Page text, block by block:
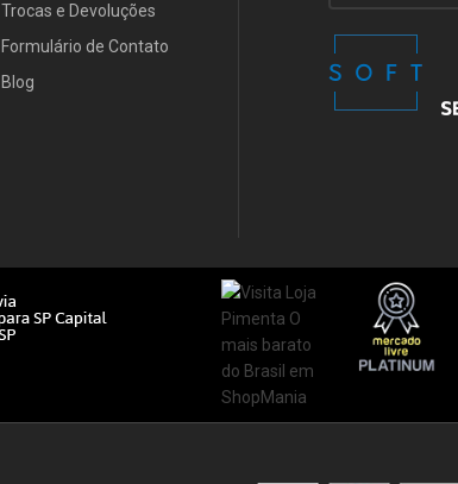
Trocas e Devoluções
Formulário de Contato
Blog